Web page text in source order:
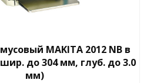
MAKITA 2012 NB в
до 304 мм, глуб. до 3.0
мм)